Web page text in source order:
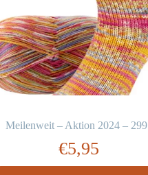
Meilenweit – Aktion 2024 –
€5,95